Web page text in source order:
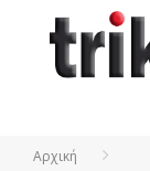
Αρχική